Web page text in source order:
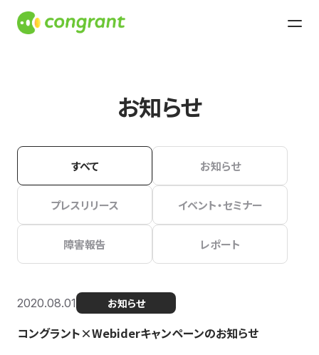
お知らせ
すべて お知らせ
プレスリリース イベント・セミナー
障害報告 レポート
2020.08.01 お知らせ
コングラント×Webiderキャンペーンのお知らせ